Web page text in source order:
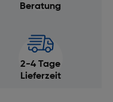
Beratung
2-4 Tage
Lieferzeit